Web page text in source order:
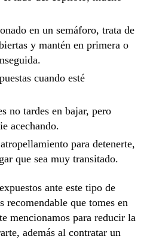
en un semáforo, trata de
y mantén en primera o
cuando esté
no tardes en bajar, pero
acechando.
para detenerte,
que sea muy transitado.
ante este tipo de
recomendable que tomes en
mencionamos para reducir la
además al contratar un